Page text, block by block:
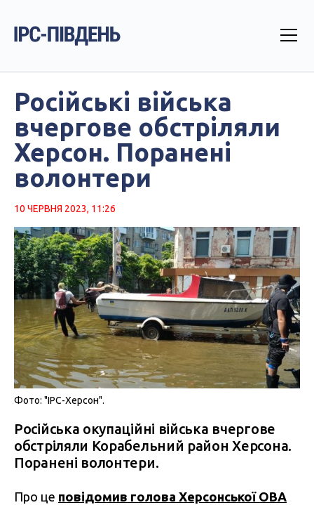
Російські війська
вчергове обстріляли
Херсон. Поранені
волонтери
10 ЧЕРВНЯ 2023, 11:26
Фото: "IPC-Херсон".
Російська окупаційні війська вчергове
обстріляли Корабельний район Херсона.
Поранені волонтери.
Про це повідомив голова Херсонської ОВА